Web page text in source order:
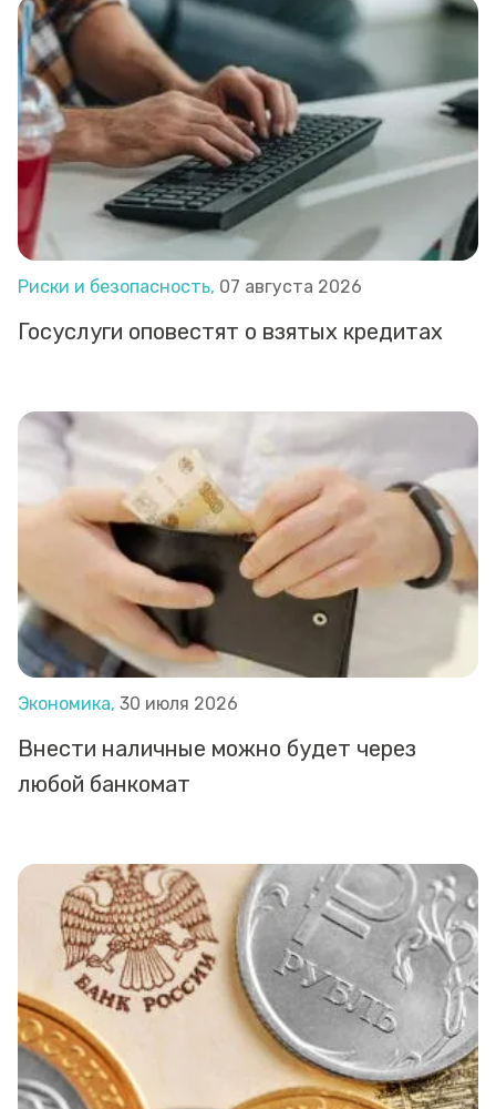
Риски и безопасность, 07 августа 2026
Госуслуги оповестят о взятых кредитах
Экономика, 30 июля 2026
Внести наличные можно будет через
любой банкомат